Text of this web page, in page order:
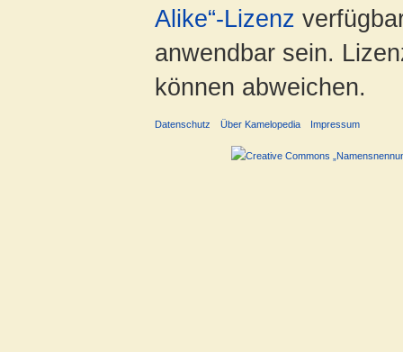
Alike“-Lizenz
anwendbar sein.
können abweichen.
Datenschutz Über Kamelopedia Impressum